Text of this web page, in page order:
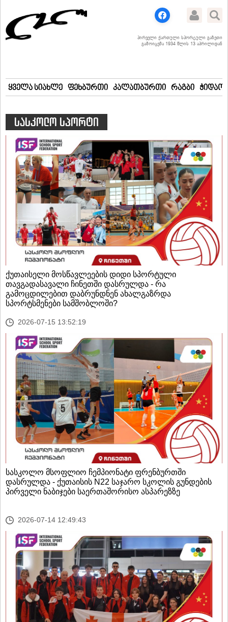
პირველი ქართული სპორტული გაზეთი
გამოიცემა 1934 წლის 13 აპრილიდან
ყველა სიახლე ფეხბურთი კალათბურთი რაგბი
სასკოლო სპორტი
ქუთაისელი მოსწავლეების დიდი სპორტული
თავგადასავალი ჩინეთში დასრულდა - რა
გამოცდილებით დაბრუნდნენ ახალგაზრდა
სპორტსმენები სამშობლოში?
2026-07-15 13:52:19
სასკოლო მსოფლიო ჩემპიონატი ფრენბურთში
დასრულდა - ქუთაისის N22 საჯარო სკოლის გუნდების
პირველი ნაბიჯები საერთაშორისო ასპარეზზე
2026-07-14 12:49:43